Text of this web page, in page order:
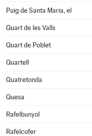
Puig de Santa Maria, el
Quart de les Valls
Quart de Poblet
Quartell
Quatretonda
Quesa
Rafelbunyol
Rafelcofer